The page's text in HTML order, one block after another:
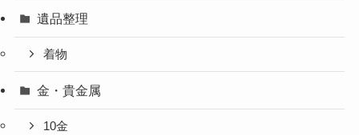
遺品整理
着物
金・貴金属
10金